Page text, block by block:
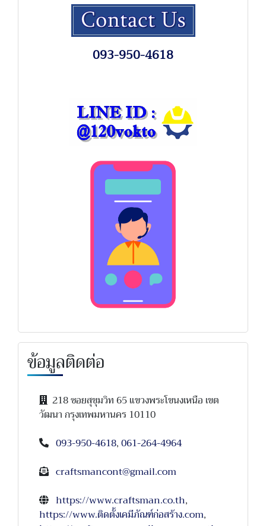
093-950-4618
ข้อมูลติดต่อ
218 ซอยสุขุมวิท 65 แขวงพระโขนงเหนือ เขต
วัฒนา กรุงเทพมหานคร 10110
093-950-4618,061-264-4964
craftsmancont@gmail.com
https://www.craftsman.co.th,
https://www.ติดตั้งเคมีภัณฑ์ก่อสร้าง.com,